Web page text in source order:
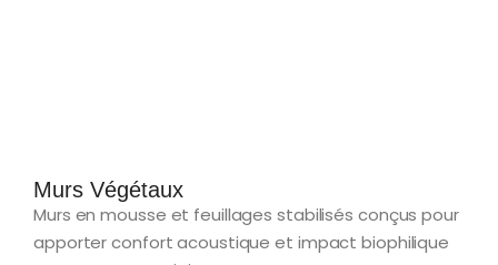
Murs Végétaux
Murs en mousse et feuillages stabilisés conçus pour
apporter confort acoustique et impact biophilique